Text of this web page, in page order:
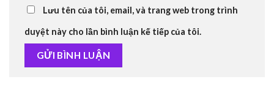
Lưu tên của tôi, email, và trang web trong trình
duyệt này cho lần bình luận kế tiếp của tôi.